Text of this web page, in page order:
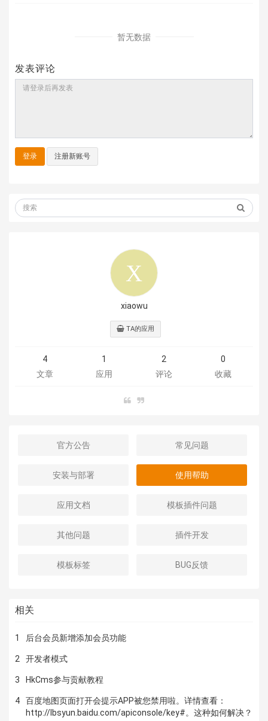
暂无数据
发表评论
登录 注册新账号
xiaowu
TA的应用
4
文章
1
应用
2
评论
0
收藏
官方公告 常见问题
安装与部署 使用帮助
应用文档 模板插件问题
其他问题 插件开发
模板标签 BUG反馈
相关
1 后台会员新增添加会员功能
2 开发者模式
3 HkCms参与贡献教程
4
百度地图页面打开会提示APP被您禁用啦。详情查看：
http://lbsyun.baidu.com/apiconsole/key#。这种如何解决？